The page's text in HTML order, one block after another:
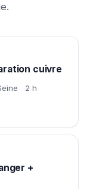
cuivre
2 h
+